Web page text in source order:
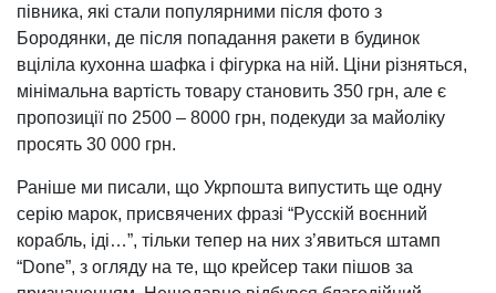
півника, які стали популярними після фото з
Бородянки, де після попадання ракети в будинок
вціліла кухонна шафка і фігурка на ній. Ціни різняться,
мінімальна вартість товару становить 350 грн, але є
пропозиції по 2500 – 8000 грн, подекуди за майоліку
просять 30 000 грн.
Раніше ми писали, що Укрпошта випустить ще одну
серію марок, присвячених фразі “Русскій воєнний
корабль, іді…”, тільки тепер на них з’явиться штамп
“Done”, з огляду на те, що крейсер таки пішов за